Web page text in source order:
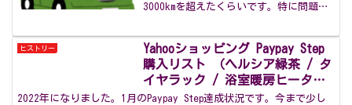
3000kmを超えたくらいです。特に問題は
ディスクが錆びやすい』ことくらいでし
ょうか。今回は、オ...
ヒストリー
Yahooショッピング Paypay Step
購入リスト （ヘルシア緑茶 / タ
イヤラック / 浴室暖房ヒータ
ー） 2022年1月
2022年になりました。1月のPaypay Step達成状況です。今まで少し